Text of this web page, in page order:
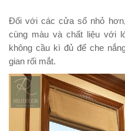
Đối với các cửa sổ nhỏ
cùng màu và chất liệu với
không cầu kì đủ để che
gian rối mắt.